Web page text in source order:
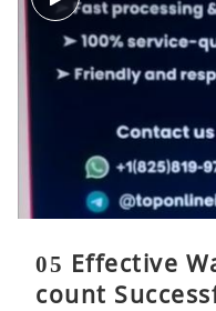
05 Effective
count